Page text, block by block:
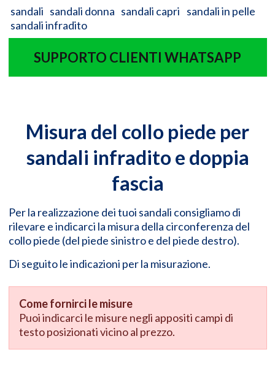
sandali sandali donna sandali capri sandali in pelle
sandali infradito
SUPPORTO CLIENTI WHATSAPP
Misura del collo piede per
sandali infradito e doppia
fascia
Per la realizzazione dei tuoi sandali consigliamo di
rilevare e indicarci la misura della circonferenza del
collo piede (del piede sinistro e del piede destro).
Di seguito le indicazioni per la misurazione.
Come fornirci le misure
Puoi indicarci le misure negli appositi campi di
testo posizionati vicino al prezzo.